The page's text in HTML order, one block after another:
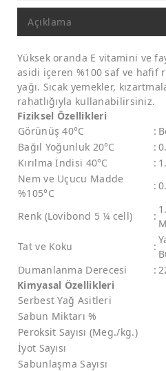
Açıklama
Yüksek oranda E vitamini ve
asidi içeren %100 saf ve hafif
yağı. Sıcak yemekler,
rahatlığıyla kullanabilirsiniz.
Fiziksel Özellikleri
Görünüş 40°C
:
Bağıl Yoğunluk 20°C
:
Kırılma İndisi 40°C
:
Nem ve Uçucu Madde
%105°C
:
Renk (Lovibond 5 ¼ cell) :
Tat ve Koku
:
Dumanlanma Derecesi
:
Kimyasal Özellikleri
Serbest Yağ Asitleri
Sabun Miktarı %
Peroksit Sayısı (Meg./kg.)
İyot Sayısı
Sabunlaşma Sayısı